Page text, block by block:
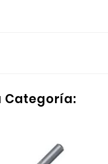
Categoría: